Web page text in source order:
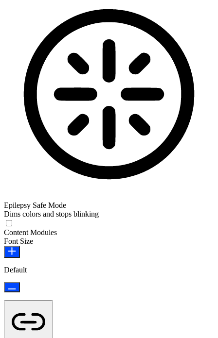
Epilepsy Safe Mode
Dims colors and stops blinking
Content Modules
Font Size
Default